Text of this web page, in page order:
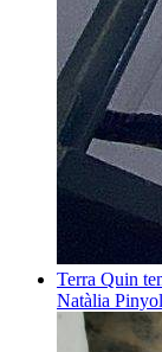
Terra Quin
Natàlia Pinyol